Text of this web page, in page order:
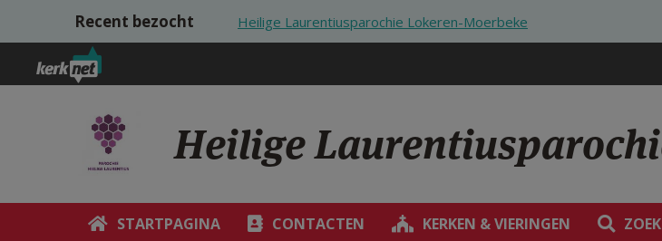
Overslaan en naar de inhoud gaan
Recent bezocht Heilige Laurentiusparochie Lokeren-Moerbeke
Heilige
STARTPAGINA CONTACTEN KERKEN & VIERINGEN